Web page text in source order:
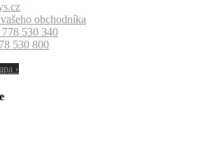
obchodníka
530 340
530 800
›